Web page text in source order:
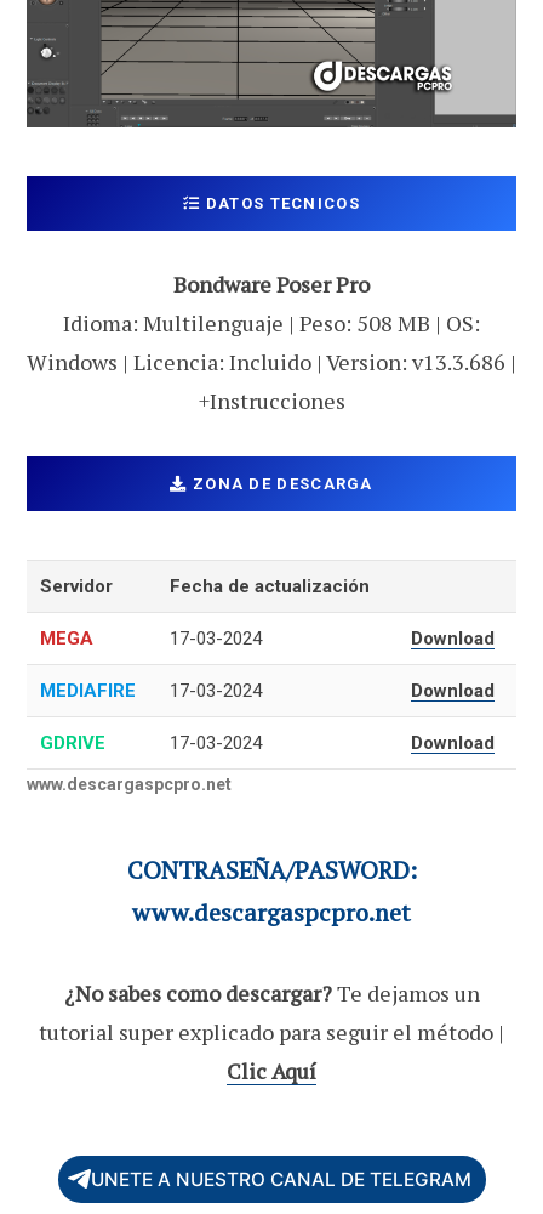
DATOS TECNICOS
Bondware Poser Pro
Idioma: Multilenguaje | Peso: 508 MB | OS:
Windows | Licencia: Incluido | Version: v13.3.686 |
+Instrucciones
ZONA DE DESCARGA
Servidor Fecha de actualización
MEGA 17-03-2024 Download
MEDIAFIRE 17-03-2024 Download
GDRIVE 17-03-2024 Download
www.descargaspcpro.net
CONTRASEÑA/PASWORD:
www.descargaspcpro.net
¿No sabes como descargar?Te dejamos un
tutorial super explicado para seguir el método |
Clic Aquí
UNETE A NUESTRO CANAL DE TELEGRAM